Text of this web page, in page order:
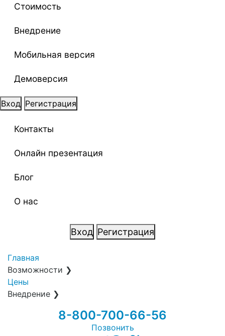
Стоимость
Внедрение
Мобильная версия
Демоверсия
Вход Регистрация
Контакты
Онлайн презентация
Блог
О нас
Вход Регистрация
Главная
Возможности ❯
Цены
Внедрение ❯
8-800-700-66-56
Позвонить